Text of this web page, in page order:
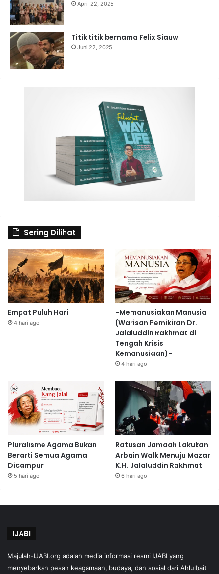
April 22, 2025
Titik titik bernama Felix Siauw
Juni 22, 2025
Sering Dilihat
Empat Puluh Hari
4 hari ago
-Memanusiakan Manusia
(Warisan Pemikiran Dr.
Jalaluddin Rakhmat di
Tengah Krisis
Kemanusiaan)-
4 hari ago
Pluralisme Agama Bukan
Berarti Semua Agama
Dicampur
5 hari ago
Ratusan Jamaah Lakukan
Arbain Walk Menuju Mazar
K.H. Jalaluddin Rakhmat
6 hari ago
IJABI
Majulah-IJABI.org adalah media informasi resmi IJABI yang
menyebarkan pesan keagamaan, budaya, dan sosial dari Ahlulbait